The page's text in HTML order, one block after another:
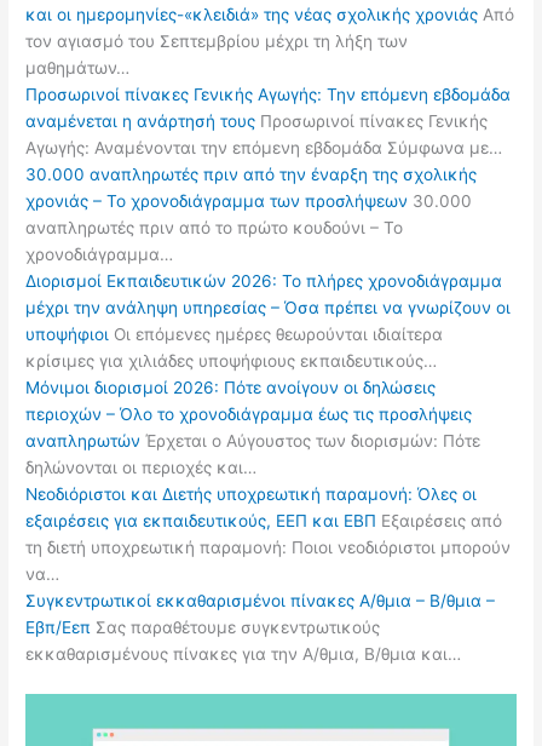
και οι ημερομηνίες-«κλειδιά» της νέας σχολικής χρονιάς Από
τον αγιασμό του Σεπτεμβρίου μέχρι τη λήξη των
μαθημάτων…
Προσωρινοί πίνακες Γενικής Αγωγής: Την επόμενη εβδομάδα
αναμένεται η ανάρτησή τους Προσωρινοί πίνακες Γενικής
Αγωγής: Αναμένονται την επόμενη εβδομάδα Σύμφωνα με…
30.000 αναπληρωτές πριν από την έναρξη της σχολικής
χρονιάς – Το χρονοδιάγραμμα των προσλήψεων 30.000
αναπληρωτές πριν από το πρώτο κουδούνι – Το
χρονοδιάγραμμα…
Διορισμοί Εκπαιδευτικών 2026: Το πλήρες χρονοδιάγραμμα
μέχρι την ανάληψη υπηρεσίας – Όσα πρέπει να γνωρίζουν οι
υποψήφιοι Οι επόμενες ημέρες θεωρούνται ιδιαίτερα
κρίσιμες για χιλιάδες υποψήφιους εκπαιδευτικούς…
Μόνιμοι διορισμοί 2026: Πότε ανοίγουν οι δηλώσεις
περιοχών – Όλο το χρονοδιάγραμμα έως τις προσλήψεις
αναπληρωτών Έρχεται ο Αύγουστος των διορισμών: Πότε
δηλώνονται οι περιοχές και…
Νεοδιόριστοι και Διετής υποχρεωτική παραμονή: Όλες οι
εξαιρέσεις για εκπαιδευτικούς, ΕΕΠ και ΕΒΠ Εξαιρέσεις από
τη διετή υποχρεωτική παραμονή: Ποιοι νεοδιόριστοι μπορούν
να…
Συγκεντρωτικοί εκκαθαρισμένοι πίνακες Α/θμια – Β/θμια –
Εβπ/Εεπ Σας παραθέτουμε συγκεντρωτικούς
εκκαθαρισμένους πίνακες για την Α/θμια, Β/θμια και…